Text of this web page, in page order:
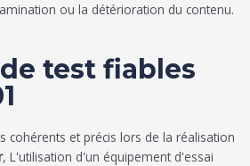
ou la détérioration du contenu.
test fiables
cohérents et précis lors de la réalisation
, L'utilisation d'un équipement d'essai